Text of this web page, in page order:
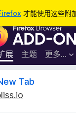
才能使用这些附
F
r
e
展 主题 更多…
Tab